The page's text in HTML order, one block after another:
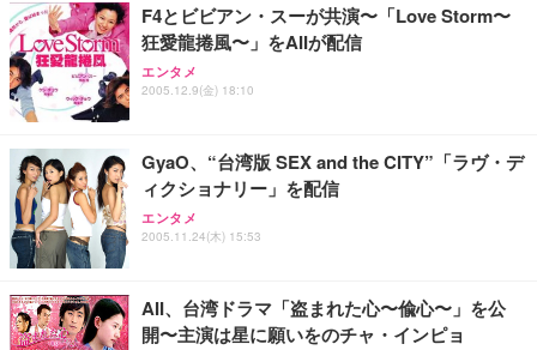
F4とビビアン・スーが共演〜「Love Storm〜
狂愛龍捲風〜」をAIIが配信
エンタメ
2005.12.9(金) 18:10
GyaO、“台湾版 SEX and the CITY”「ラヴ・デ
ィクショナリー」を配信
エンタメ
2005.11.24(木) 15:53
AII、台湾ドラマ「盗まれた心〜偸心〜」を公
開〜主演は星に願いをのチャ・インピョ